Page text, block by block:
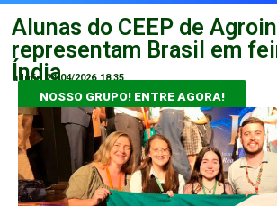
Alunas do CEEP de
representam Brasil em
Índia
admin 24/04/2026 18:35
NOSSO GRUPO! ENTRE AGORA!